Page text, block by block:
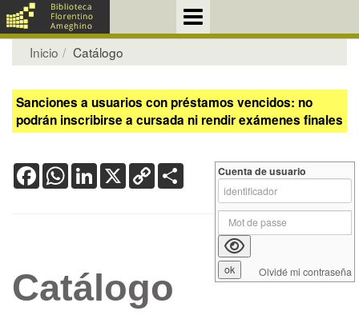
Inicio Catálogo
Sanciones a usuarios con préstamos vencidos: no
podrán inscribirse a cursada ni rendir exámenes finales
FacebookWhatsApp
LinkedIn
X Copy
Link
Catálogo
Cuenta de usuario
Olvidé mi contraseña